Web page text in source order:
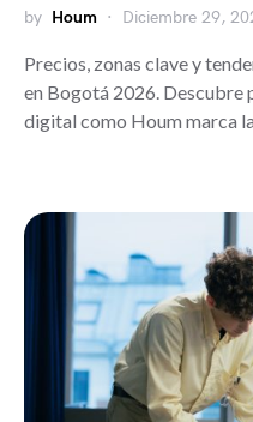
by Houm Diciembre 29,
Precios, zonas clave y
en Bogotá 2026. Descubre
digital como Houm marca